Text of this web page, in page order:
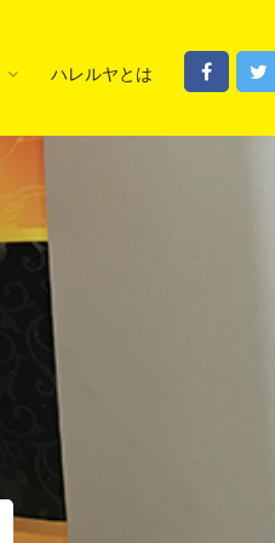
ハレルヤとは